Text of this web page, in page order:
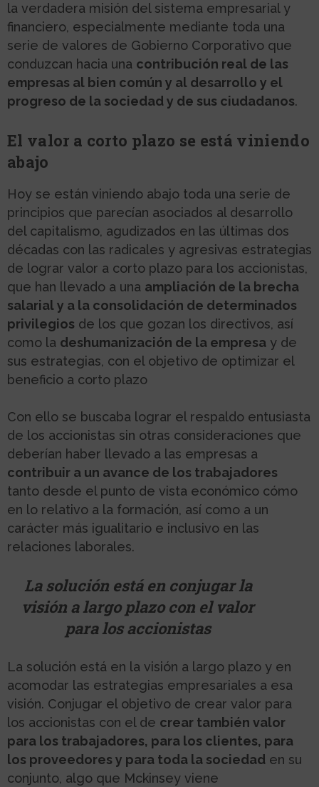
la verdadera misión del sistema empresarial y
financiero, especialmente mediante toda una
serie de valores de Gobierno Corporativo que
conduzcan hacia una contribución real de las
empresas al bien común y al desarrollo y el
progreso de la sociedad y de sus ciudadanos.
El valor a corto plazo se está viniendo
abajo
Hoy se están viniendo abajo toda una serie de
principios que parecían asociados al desarrollo
del capitalismo, agudizados en las últimas dos
décadas con las radicales y agresivas estrategias
de lograr valor a corto plazo para los accionistas,
que han llevado a una ampliación de la brecha
salarial y a la consolidación de determinados
privilegios de los que gozan los directivos, así
como la deshumanización de la empresa y de
sus estrategias, con el objetivo de optimizar el
beneficio a corto plazo
Con ello se buscaba lograr el respaldo entusiasta
de los accionistas sin otras consideraciones que
deberían haber llevado a las empresas a
contribuir a un avance de los trabajadores
tanto desde el punto de vista económico cómo
en lo relativo a la formación, así como a un
carácter más igualitario e inclusivo en las
relaciones laborales.
La solución está en conjugar la
visión a largo plazo con el valor
para los accionistas
La solución está en la visión a largo plazo y en
acomodar las estrategias empresariales a esa
visión. Conjugar el objetivo de crear valor para
los accionistas con el de crear también valor
para los trabajadores, para los clientes, para
los proveedores y para toda la sociedad en su
conjunto, algo que Mckinsey viene